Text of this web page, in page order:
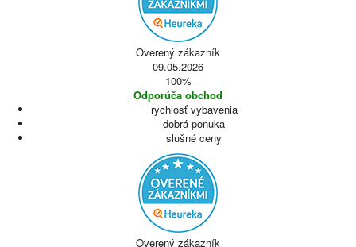
Overený zákazník
09.05.2026
100%
Odporúča obchod
rýchlosť vybavenia
dobrá ponuka
slušné ceny
Overený zákazník